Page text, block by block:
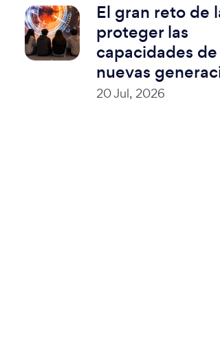
El gran reto de
proteger las
capacidades de
nuevas
20 Jul, 2026